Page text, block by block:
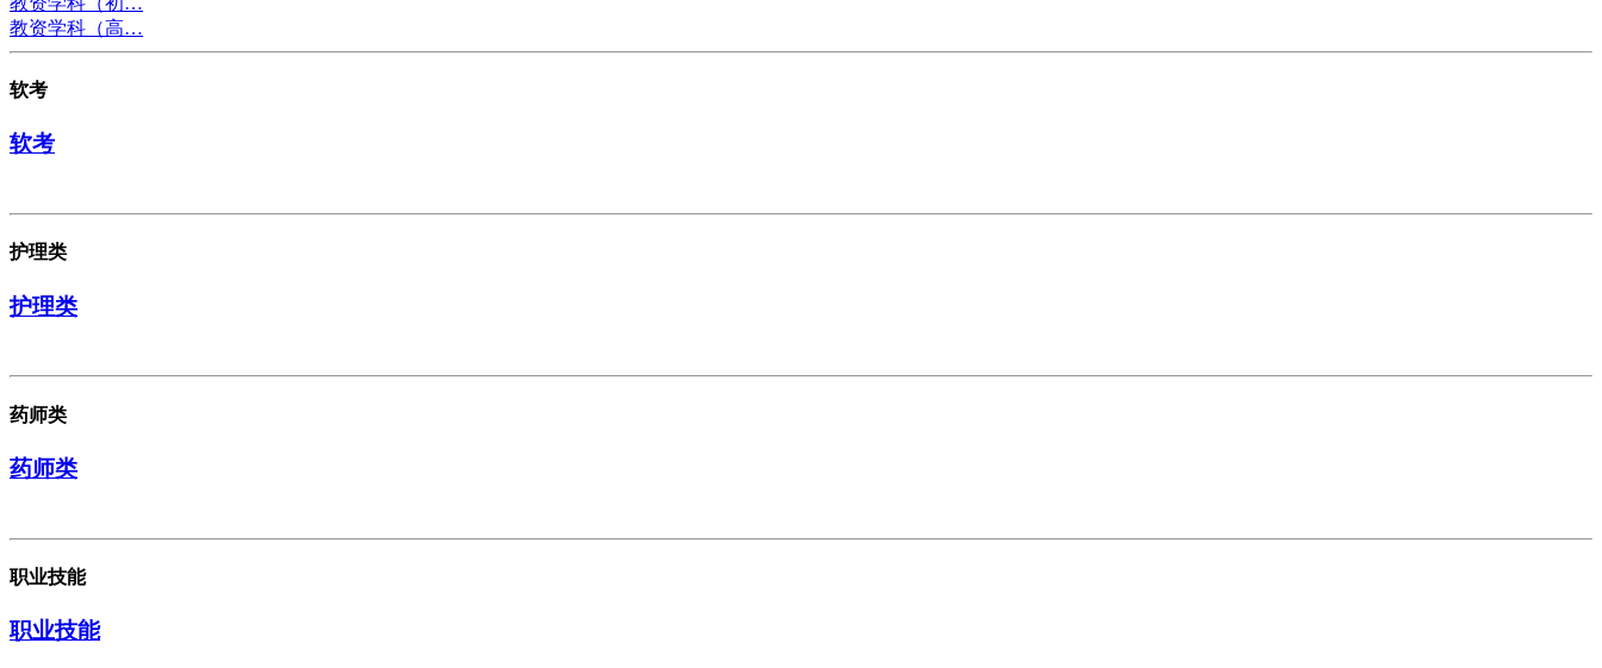
教资学科（高…
软考
软考
护理类
护理类
药师类
药师类
职业技能
职业技能